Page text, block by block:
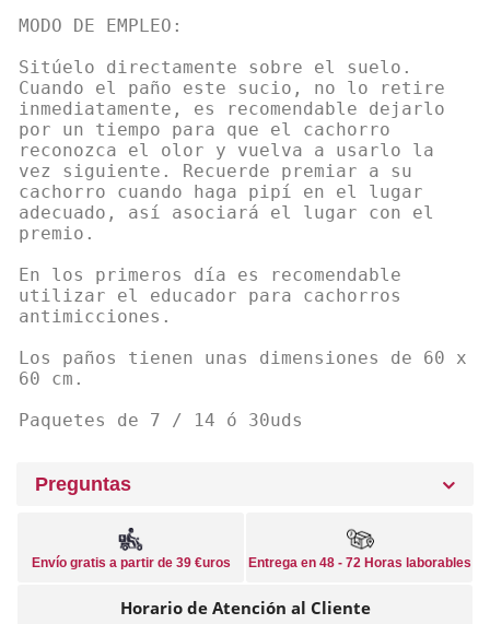
MODO DE EMPLEO:
Sitúelo directamente sobre el suelo.
Cuando el paño este sucio, no lo retire
inmediatamente, es recomendable dejarlo
por un tiempo para que el cachorro
reconozca el olor y vuelva a usarlo la
vez siguiente. Recuerde premiar a su
cachorro cuando haga pipí en el lugar
adecuado, así asociará el lugar con el
premio.
En los primeros día es recomendable
utilizar el educador para cachorros
antimicciones.
Los paños tienen unas dimensiones de 60 x
60 cm.
Paquetes de 7 / 14 ó 30uds
Preguntas
Envío gratis a partir de 39 €uros Entrega en 48 - 72 Horas laborables
Horario de Atención al Cliente